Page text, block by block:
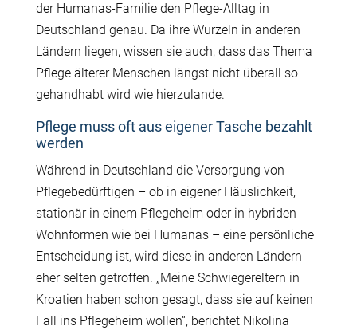
der Humanas-Familie den Pflege-Alltag in
Deutschland genau. Da ihre Wurzeln in anderen
Ländern liegen, wissen sie auch, dass das Thema
Pflege älterer Menschen längst nicht überall so
gehandhabt wird wie hierzulande.
Pflege muss oft aus eigener Tasche bezahlt
werden
Während in Deutschland die Versorgung von
Pflegebedürftigen – ob in eigener Häuslichkeit,
stationär in einem Pflegeheim oder in hybriden
Wohnformen wie bei Humanas – eine persönliche
Entscheidung ist, wird diese in anderen Ländern
eher selten getroffen. „Meine Schwiegereltern in
Kroatien haben schon gesagt, dass sie auf keinen
Fall ins Pflegeheim wollen“, berichtet Nikolina